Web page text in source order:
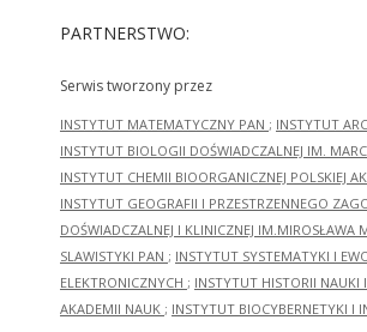
PARTNERSTWO:
Serwis tworzony przez
INSTYTUT MATEMATYCZNY PAN ; INSTYTUT
INSTYTUT BIOLOGII DOŚWIADCZALNEJ IM.
INSTYTUT CHEMII BIOORGANICZNEJ POLSKIEJ
INSTYTUT GEOGRAFII I PRZESTRZENNEGO
DOŚWIADCZALNEJ I KLINICZNEJ IM.MIROSŁAWA
SLAWISTYKI PAN ; INSTYTUT SYSTEMATYKI I
ELEKTRONICZNYCH ; INSTYTUT HISTORII NAUKI
AKADEMII NAUK ; INSTYTUT BIOCYBERNETYKI I